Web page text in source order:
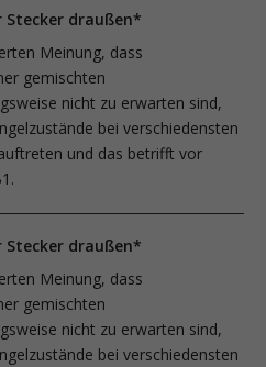
draußen*
Meinung, dass
gemischten
nicht zu erwarten sind,
bei verschiedensten
und das betrifft vor
draußen*
Meinung, dass
gemischten
nicht zu erwarten sind,
bei verschiedensten